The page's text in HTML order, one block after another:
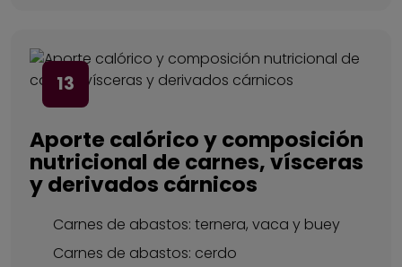
13
Aporte calórico y composición
nutricional de carnes, vísceras
y derivados cárnicos
Carnes de abastos: ternera, vaca y buey
Carnes de abastos: cerdo